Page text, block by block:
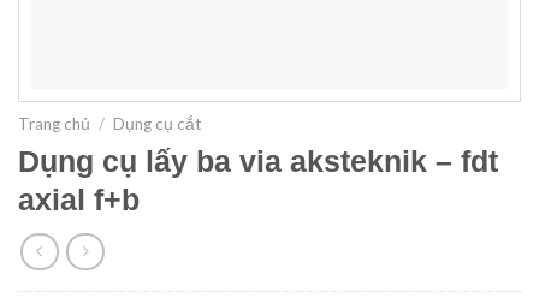
Trang chủ / Dụng cụ cắt
Dụng cụ lấy ba via aksteknik – fdt
axial f+b